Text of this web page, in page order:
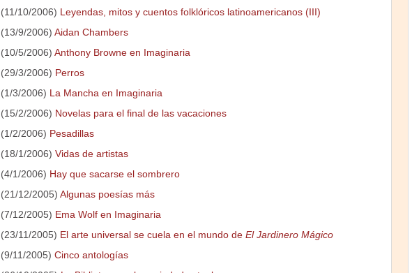
(11/10/2006) Leyendas, mitos y cuentos folklóricos latinoamericanos (III)
(13/9/2006) Aidan Chambers
(10/5/2006) Anthony Browne en Imaginaria
(29/3/2006) Perros
(1/3/2006) La Mancha en Imaginaria
(15/2/2006) Novelas para el final de las vacaciones
(1/2/2006) Pesadillas
(18/1/2006) Vidas de artistas
(4/1/2006) Hay que sacarse el sombrero
(21/12/2005) Algunas poesías más
(7/12/2005) Ema Wolf en Imaginaria
(23/11/2005) El arte universal se cuela en el mundo de El Jardinero Mágico
(9/11/2005) Cinco antologías